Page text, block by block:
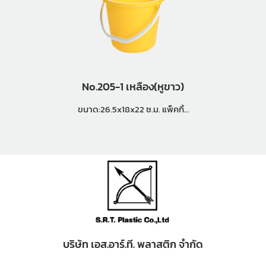
No.205-1 เหลือง(หูขาว)
ขนาด:26.5x18x22 ซ.ม. แพ็คกิ้ง
บริษัท เอส.อาร์.ที. พลาสติก จำกัด